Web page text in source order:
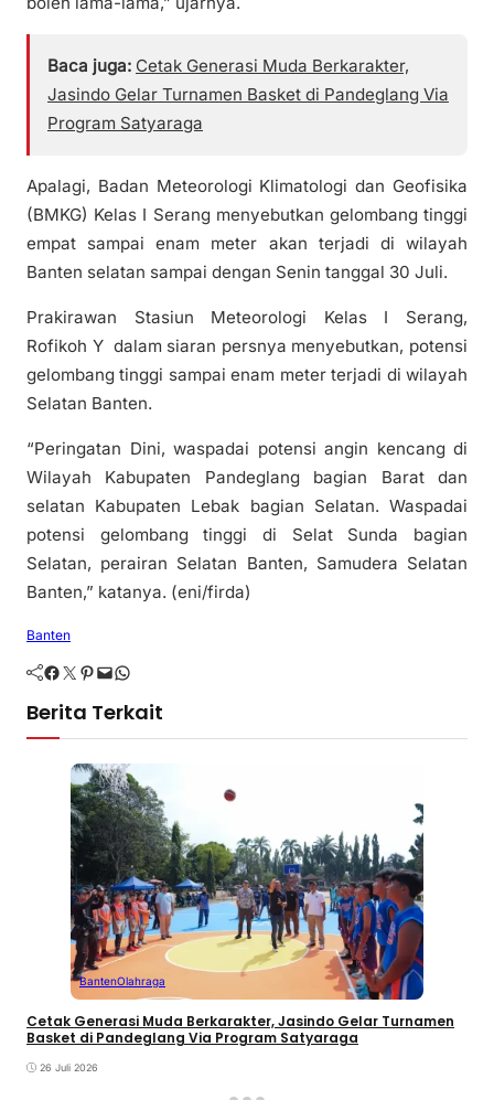
Baca juga: Cetak Generasi Muda Berkarakter,
Jasindo Gelar Turnamen Basket di Pandeglang Via
Program Satyaraga
Apalagi, Badan Meteorologi Klimatologi dan Geofisika
(BMKG) Kelas I Serang menyebutkan gelombang tinggi
empat sampai enam meter akan terjadi di wilayah
Banten selatan sampai dengan Senin tanggal 30 Juli.
Prakirawan Stasiun Meteorologi Kelas I Serang,
Rofikoh Y dalam siaran persnya menyebutkan, potensi
gelombang tinggi sampai enam meter terjadi di wilayah
Selatan Banten.
“Peringatan Dini, waspadai potensi angin kencang di
Wilayah Kabupaten Pandeglang bagian Barat dan
selatan Kabupaten Lebak bagian Selatan. Waspadai
potensi gelombang tinggi di Selat Sunda bagian
Selatan, perairan Selatan Banten, Samudera Selatan
Banten,” katanya. (eni/firda)
Banten
Facebook Twitter Pinterest Mail WhatsApp
Berita Terkait
BantenOlahraga
Cetak Generasi Muda Berkarakter, Jasindo Gelar Turnamen
Basket di Pandeglang Via Program Satyaraga
26 Juli 2026